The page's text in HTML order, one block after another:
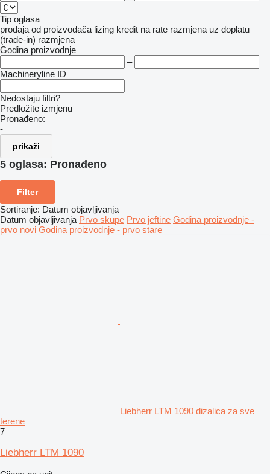
Tip oglasa
prodaja od proizvođača lizing kredit na rate razmjena uz doplatu
(trade-in) razmjena
Godina proizvodnje
–
Machineryline ID
Nedostaju filtri?
Predložite izmjenu
Pronađeno:
-
prikaži
5 oglasa: Pronađeno
Filter
Sortiranje: Datum objavljivanja
Datum objavljivanja Prvo skupe Prvo jeftine Godina proizvodnje -
prvo novi Godina proizvodnje - prvo stare
Liebherr LTM 1090 dizalica za sve
terene
7
Liebherr LTM 1090